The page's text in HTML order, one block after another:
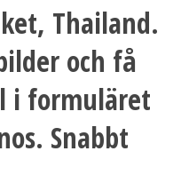
Thailand.
och få
i formuläret
Snabbt